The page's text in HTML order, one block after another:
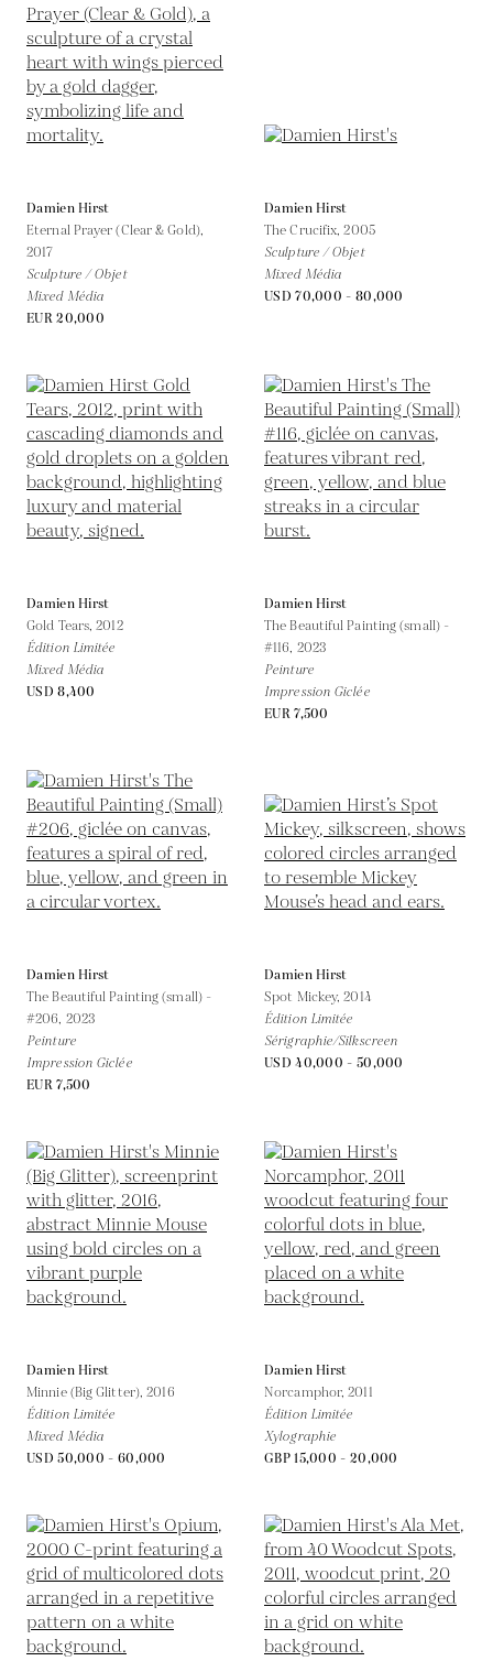
Damien Hirst
Eternal Prayer (Clear & Gold),
2017
Sculpture / Objet
Mixed Média
EUR 20,000
Damien Hirst
The Crucifix,2005
Sculpture / Objet
Mixed Média
USD 70,000 - 80,000
Damien Hirst
Gold Tears,2012
Édition Limitée
Mixed Média
USD 8,400
Damien Hirst
The Beautiful Painting (small) -
#116, 2023
Peinture
Impression Giclée
EUR 7,500
Damien Hirst
The Beautiful Painting (small) -
#206, 2023
Peinture
Impression Giclée
EUR 7,500
Damien Hirst
Spot Mickey,2014
Édition Limitée
Sérigraphie/Silkscreen
USD 40,000 - 50,000
Damien Hirst
Minnie (Big Glitter),2016
Édition Limitée
Mixed Média
USD 50,000 - 60,000
Damien Hirst
Norcamphor,2011
Édition Limitée
Xylographie
GBP 15,000 - 20,000